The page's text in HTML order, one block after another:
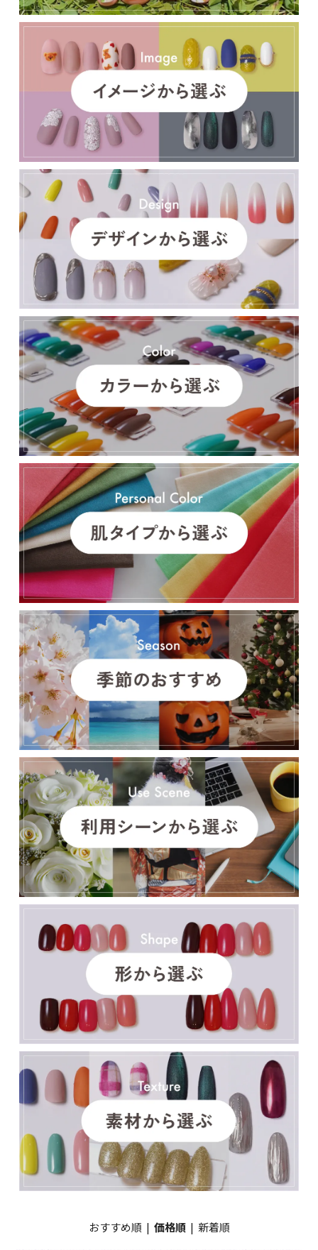
おすすめ順 | 価格順| 新着順